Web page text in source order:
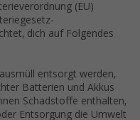
(EU)
dich auf Folgendes
entsorgt werden,
Batterien und Akkus
Schadstoffe enthalten,
Entsorgung die Umwelt